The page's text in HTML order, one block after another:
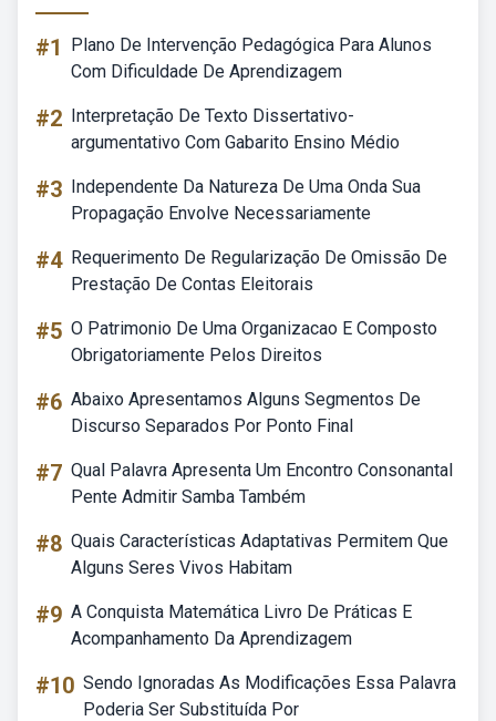
#1
Plano De Intervenção Pedagógica Para Alunos
Com Dificuldade De Aprendizagem
#2 Interpretação De Texto Dissertativo-
argumentativo Com Gabarito Ensino Médio
#3 Independente Da Natureza De Uma Onda Sua
Propagação Envolve Necessariamente
#4 Requerimento De Regularização De Omissão De
Prestação De Contas Eleitorais
#5 O Patrimonio De Uma Organizacao E Composto
Obrigatoriamente Pelos Direitos
#6 Abaixo Apresentamos Alguns Segmentos De
Discurso Separados Por Ponto Final
#7 Qual Palavra Apresenta Um Encontro Consonantal
Pente Admitir Samba Também
#8 Quais Características Adaptativas Permitem Que
Alguns Seres Vivos Habitam
#9 A Conquista Matemática Livro De Práticas E
Acompanhamento Da Aprendizagem
#10 Sendo Ignoradas As Modificações Essa Palavra
Poderia Ser Substituída Por